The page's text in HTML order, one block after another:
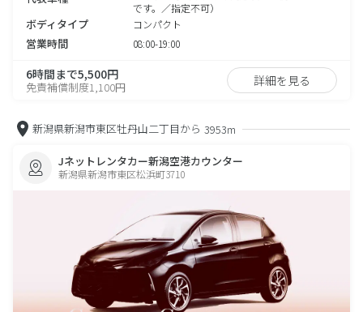
です。／指定不可）
ボディタイプ コンパクト
営業時間 08:00-19:00
6時間まで5,500円
免責補償制度1,100円 詳細を見る
新潟県新潟市東区牡丹山二丁目から 3953m
Jネットレンタカー新潟空港カウンター
新潟県新潟市東区松浜町3710